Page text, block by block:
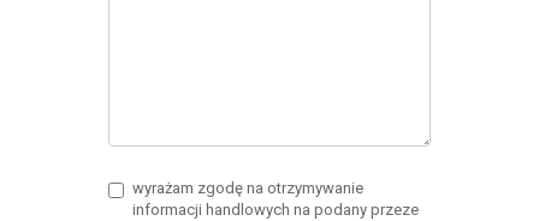
wyrażam zgodę na otrzymywanie
informacji handlowych na podany przeze